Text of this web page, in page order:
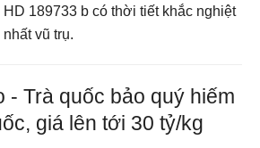
HD 189733 b có thời tiết khắc nghiệt
nhất vũ trụ.
- Trà quốc bảo quý hiếm
giá lên tới 30 tỷ/kg